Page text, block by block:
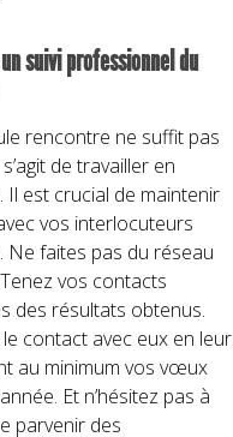
suivi professionnel du
rencontre ne suffit pas
s’agit de travailler en
Il est crucial de maintenir
vos interlocuteurs
Ne faites pas du réseau
vos contacts
des résultats obtenus.
contact avec eux en leur
au minimum vos vœux
Et n’hésitez pas à
parvenir des